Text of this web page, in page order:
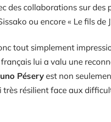
des collaborations sur des
ou encore « Le fils de
tout simplement
lui a valu une
Péseryest non
résilient face aux